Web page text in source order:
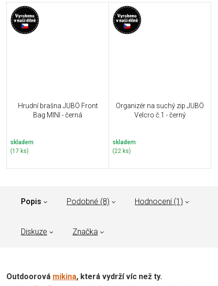
Hrudní brašna JUBÖ Front
Bag MINI - černá
skladem
(17 ks)
Organizér na suchý zip JUBÖ
Velcro č.1 - černý
skladem
(22 ks)
Popis Podobné (8) Hodnocení (1)
Diskuze Značka
Outdoorová mikina, která vydrží víc než ty.